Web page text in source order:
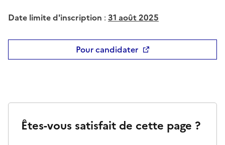
Date limite d'inscription : 31 août 2025
Pour candidater
Êtes-vous satisfait de cette page ?